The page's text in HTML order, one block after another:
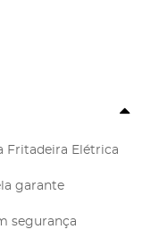
Fritadeira Elétrica
garante
segurança